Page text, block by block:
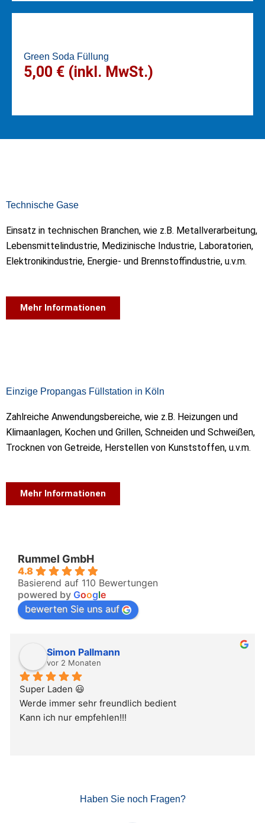
Green Soda Füllung
5,00 € (inkl. MwSt.)
Technische Gase
Einsatz in technischen Branchen, wie z.B. Metallverarbeitung,
Lebensmittelindustrie, Medizinische Industrie, Laboratorien,
Elektronikindustrie, Energie- und Brennstoffindustrie, u.v.m.
Mehr Informationen
Einzige Propangas Füllstation in Köln
Zahlreiche Anwendungsbereiche, wie z.B. Heizungen und
Klimaanlagen, Kochen und Grillen, Schneiden und Schweißen,
Trocknen von Getreide, Herstellen von Kunststoffen, u.v.m.
Mehr Informationen
Rummel GmbH
4.8
Basierend auf 110 Bewertungen
powered by Google
bewerten Sie uns auf
Simon Pallmann
vor 2 Monaten
Super Laden 😃
Werde immer sehr freundlich bedient
Kann ich nur empfehlen!!!
Haben Sie noch Fragen?